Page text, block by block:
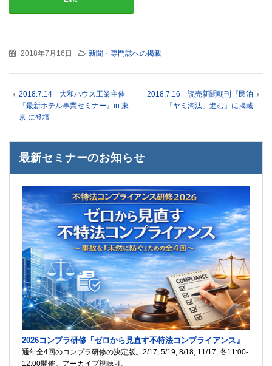
2018年7月16日 新聞・専門誌への掲載
2018.7.14 大和ハウス工業主催
『最新ホテル事業セミナー』in 東
京 に登壇
2018.7.16 読売新聞朝刊『民泊
「ヤミ淘汰」進む』に掲載
最新セミナーのお知らせ
2026コンプラ研修『ゼロから見直す不特法コンプライアンス』
通年全4回のコンプラ研修の決定版。2/17, 5/19, 8/18, 11/17, 各11:00-
12:00開催。アーカイブ視聴可。